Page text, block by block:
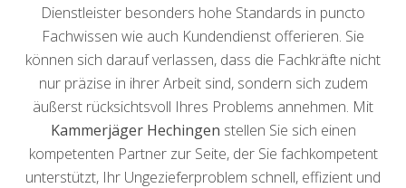
Dienstleister besonders hohe Standards in puncto
Fachwissen wie auch Kundendienst offerieren. Sie
können sich darauf verlassen, dass die Fachkräfte nicht
nur präzise in ihrer Arbeit sind, sondern sich zudem
äußerst rücksichtsvoll Ihres Problems annehmen. Mit
Kammerjäger Hechingen stellen Sie sich einen
kompetenten Partner zur Seite, der Sie fachkompetent
unterstützt, Ihr Ungezieferproblem schnell, effizient und